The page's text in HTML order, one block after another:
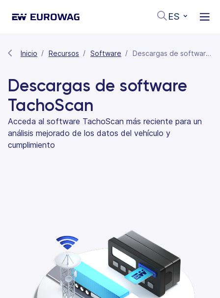
ES
Inicio Recursos Software Descargas de software TachoScan
Descargas de software
TachoScan
Acceda al software TachoScan más reciente para un
análisis mejorado de los datos del vehículo y
cumplimiento